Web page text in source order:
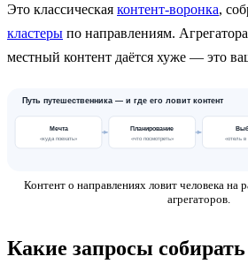
Это классическая контент-воронка,
кластеры по направлениям.
местный контент даётся хуже — это
Путь путешественника — и где его ловит контент
Мечта
«куда поехать»
Планирование
«что посмотреть» «отель в
Контент о направлениях ловит человека
агрегаторов.
Какие запросы собирать